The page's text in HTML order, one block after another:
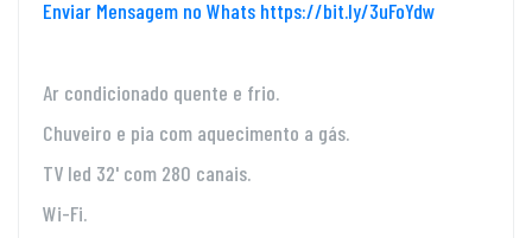
Enviar Mensagem no Whats https://bit.ly/3uFoYdw
Ar condicionado quente e frio.
Chuveiro e pia com aquecimento a gás.
TV led 32' com 280 canais.
Wi-Fi.